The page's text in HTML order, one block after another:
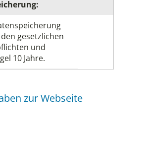
gesetzlichen
und
10 Jahre.
zur Webseite